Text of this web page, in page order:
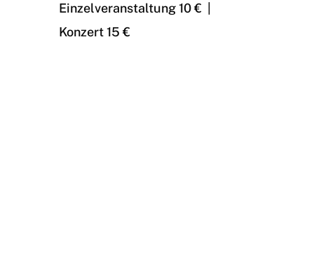
Einzelveranstaltung 10 € |
Konzert 15 €